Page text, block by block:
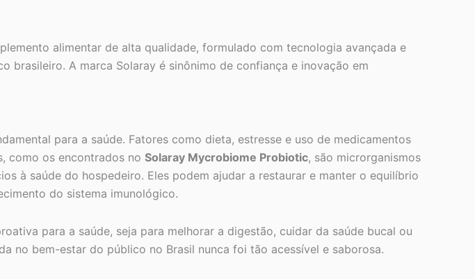
alimentar de alta qualidade, formulado com tecnologia avançada e
brasileiro. A marca Solaray é sinônimo de confiança e inovação em
para a saúde. Fatores como dieta, estresse e uso de medicamentos
como os encontrados no Solaray Mycrobiome Probiotic, são microrganismos
à saúde do hospedeiro. Eles podem ajudar a restaurar e manter o equilíbrio
do sistema imunológico.
para a saúde, seja para melhorar a digestão, cuidar da saúde bucal ou
no bem-estar do público no Brasil nunca foi tão acessível e saborosa.